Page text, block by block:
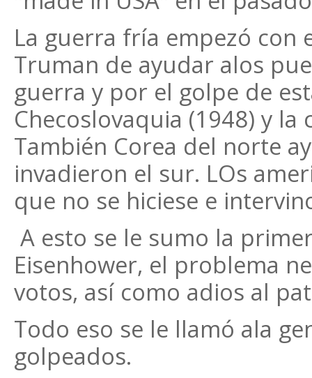
La guerra fría empezó con
Truman de ayudar alos
guerra y por el golpe de
Checoslovaquia (1948) y la
También Corea del norte
invadieron el sur. LOs
que no se hiciese e
A esto se le sumo la
Eisenhower, el problema
votos, así como adios al
Todo eso se le llamó ala
golpeados.